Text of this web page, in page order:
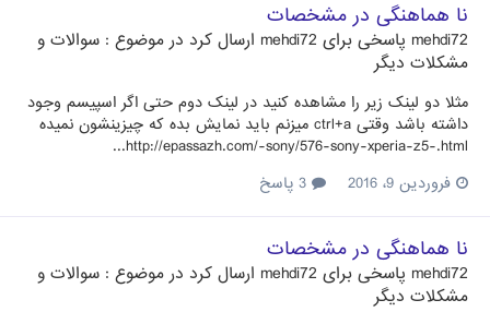
نا هماهنگی در مشخصات
mehdi72 پاسخی برای mehdi72 ارسال کرد در موضوع : سوالات و
مشکلات دیگر
مثلا دو لینک زیر را مشاهده کنید در لینک دوم حتی اگر اسپیسم وجود
داشته باشد وقتی ctrl+a میزنم باید نمایش بده که چیزینشون نمیده
http://epassazh.com/-sony/576-sony-xperia-z5-.html...
فروردین 9، 2016
نا هماهنگی در مشخصات
mehdi72 پاسخی برای mehdi72 ارسال کرد در موضوع : سوالات و
مشکلات دیگر